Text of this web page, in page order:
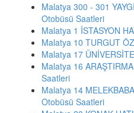
Malatya 300 - 301
Otobüsü Saatleri
Malatya 1 İSTASYON
Malatya 10 TURGUT
Malatya 17
Malatya 16
Saatleri
Malatya 14
Otobüsü Saatleri